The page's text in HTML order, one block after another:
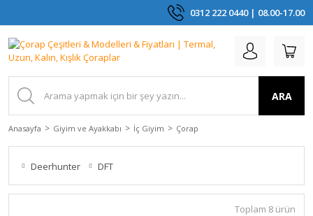
0312 222 0440 | 08.00-17.00
ARA
Anasayfa Giyim ve Ayakkabı İç Giyim Çorap
Deerhunter DFT
Toplam 8 ürün